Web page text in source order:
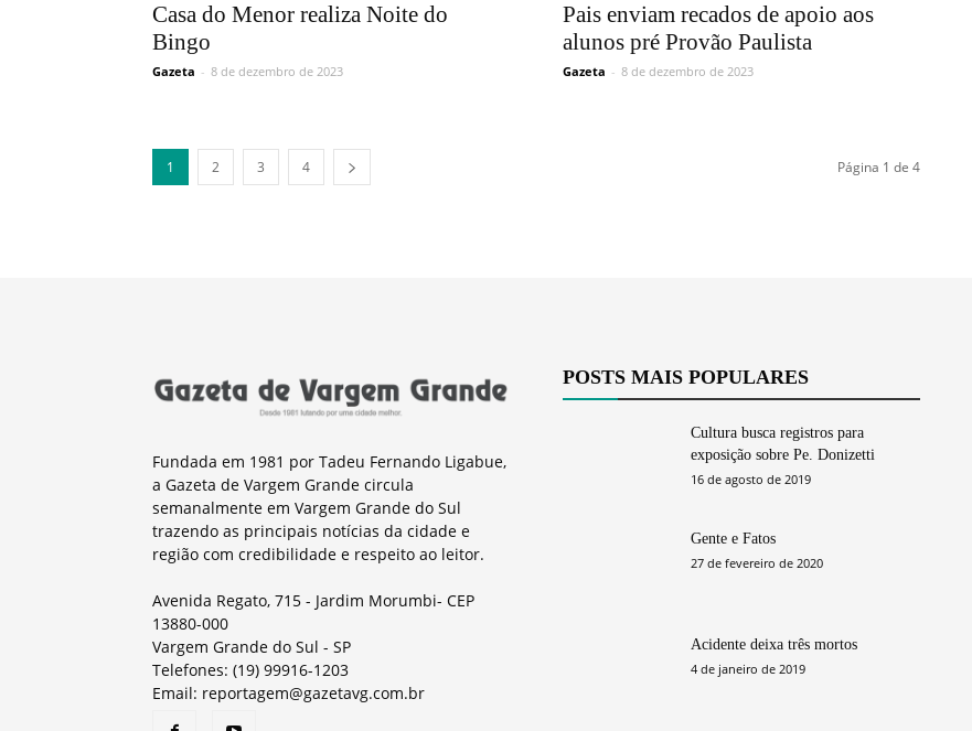
Casa do Menor realiza Noite do
Bingo
Gazeta - 8 de dezembro de 2023
Pais enviam recados de apoio aos
alunos pré Provão Paulista
Gazeta - 8 de dezembro de 2023
1 2 3 4 Página 1 de 4
Fundada em 1981 por Tadeu Fernando Ligabue,
a Gazeta de Vargem Grande circula
semanalmente em Vargem Grande do Sul
trazendo as principais notícias da cidade e
região com credibilidade e respeito ao leitor.
Avenida Regato, 715 - Jardim Morumbi- CEP
13880-000
Vargem Grande do Sul - SP
Telefones: (19) 99916-1203
Email: reportagem@gazetavg.com.br
POSTS MAIS POPULARES
Cultura busca registros para
exposição sobre Pe. Donizetti
16 de agosto de 2019
Gente e Fatos
27 de fevereiro de 2020
Acidente deixa três mortos
4 de janeiro de 2019